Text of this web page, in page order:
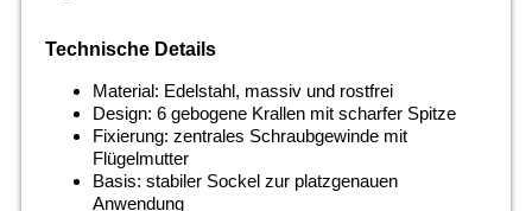
Technische Details
Material: Edelstahl, massiv und rostfrei
Design: 6 gebogene Krallen mit scharfer Spitze
Fixierung: zentrales Schraubgewinde mit
Flügelmutter
Basis: stabiler Sockel zur platzgenauen
Anwendung